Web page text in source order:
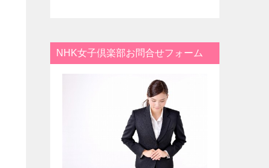
NHK女子倶楽部お問合せフォーム